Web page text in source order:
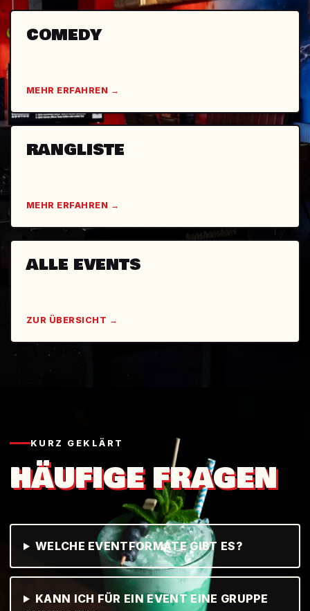
COMEDY
MEHR ERFAHREN →
RANGLISTE
MEHR ERFAHREN →
ALLE EVENTS
ZUR ÜBERSICHT →
KURZ GEKLÄRT
HÄUFIGE FRAGEN
WELCHE EVENTFORMATE GIBT ES?
KANN ICH FÜR EIN EVENT EINE GRUPPE